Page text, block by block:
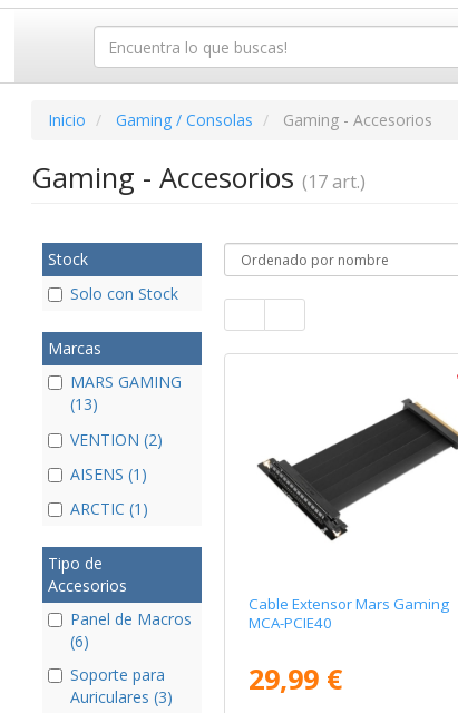
Inicio Gaming / Consolas Gaming - Accesorios
Gaming - Accesorios (17 art.)
Stock
Solo con Stock
Marcas
MARS GAMING
(13)
VENTION (2)
AISENS (1)
ARCTIC (1)
Tipo de
Accesorios
Panel de Macros
(6)
Soporte para
Auriculares (3)
Cable Extensor Mars Gaming
MCA-PCIE40
29,99 €